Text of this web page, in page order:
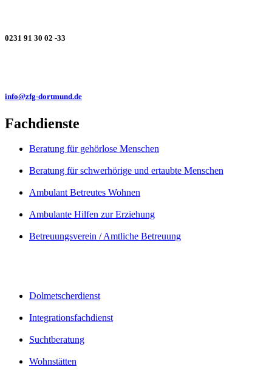
0231 91 30 02 -33
info@zfg-dortmund.de
Fachdienste
Beratung für gehörlose Menschen
Beratung für schwerhörige und ertaubte Menschen
Ambulant Betreutes Wohnen
Ambulante Hilfen zur Erziehung
Betreuungsverein / Amtliche Betreuung
Dolmetscherdienst
Integrationsfachdienst
Suchtberatung
Wohnstätten